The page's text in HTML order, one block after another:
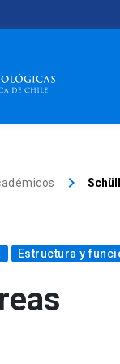
keyboard_arrow_right
Estructura y